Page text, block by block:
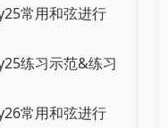
常用和弦进行
练习示范&练习
常用和弦进行